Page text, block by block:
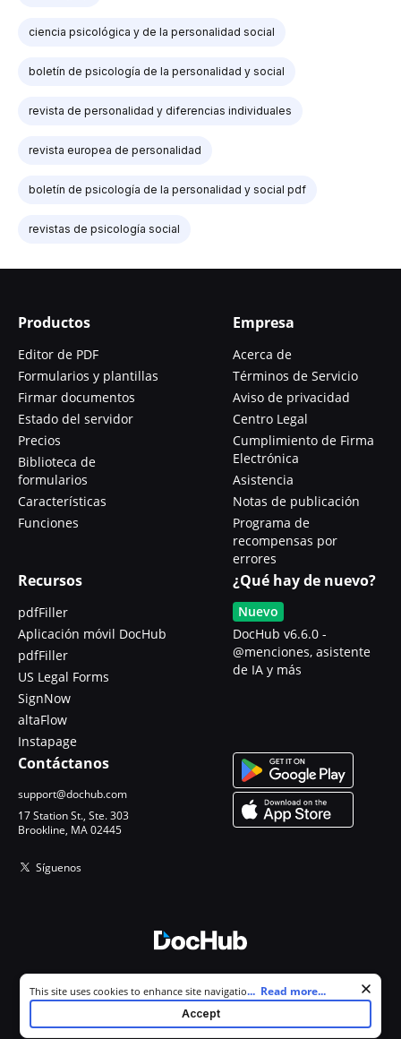
ciencia psicológica y de la personalidad social
boletín de psicología de la personalidad y social
revista de personalidad y diferencias individuales
revista europea de personalidad
boletín de psicología de la personalidad y social pdf
revistas de psicología social
Productos
Editor de PDF
Formularios y plantillas
Firmar documentos
Estado del servidor
Precios
Biblioteca de
formularios
Características
Funciones
Empresa
Acerca de
Términos de Servicio
Aviso de privacidad
Centro Legal
Cumplimiento de Firma
Electrónica
Asistencia
Notas de publicación
Programa de
recompensas por
errores
Recursos
pdfFiller
Aplicación móvil DocHub
pdfFiller
US Legal Forms
SignNow
altaFlow
Instapage
¿Qué hay de nuevo?
Nuevo
DocHub v6.6.0 -
@menciones, asistente
de IA y más
Contáctanos
support@dochub.com
17 Station St., Ste. 303
Brookline, MA 02445
Síguenos
Todos los derechos reservados.
Cookie consent notice
This site uses cookies to enhance site navigation and personalize
your experience. By using this site you agree to our use of cookies as
described in our
. You can modify your selections by
... Read more...
Accept